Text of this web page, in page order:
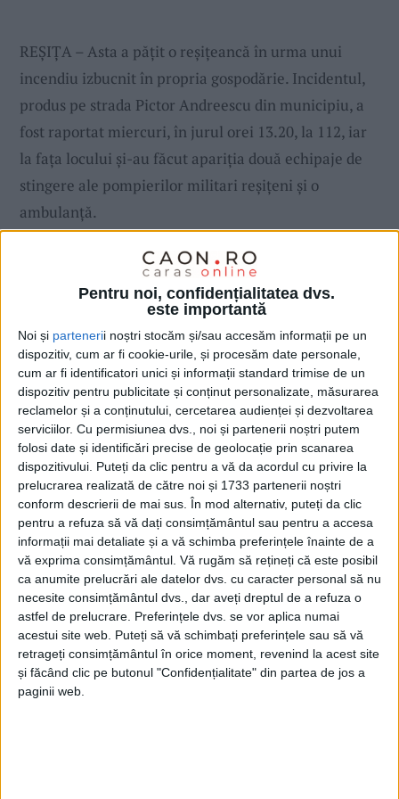
Pentru noi, confidențialitatea dvs.
este importantă
Noi și partenerii noștri stocăm și/sau accesăm informații pe un
dispozitiv, cum ar fi cookie-urile, și procesăm date personale,
cum ar fi identificatori unici și informații standard trimise de un
dispozitiv pentru publicitate și conținut personalizate, măsurarea
reclamelor și a conținutului, cercetarea audienței și dezvoltarea
serviciilor. Cu permisiunea dvs., noi și partenerii noștri putem
folosi date și identificări precise de geolocație prin scanarea
dispozitivului. Puteți da clic pentru a vă da acordul cu privire la
prelucrarea realizată de către noi și 1733 partenerii noștri
conform descrierii de mai sus. În mod alternativ, puteți da clic
pentru a refuza să vă dați consimțământul sau pentru a accesa
informații mai detaliate și a vă schimba preferințele înainte de a
vă exprima consimțământul. Vă rugăm să rețineți că este posibil
ca anumite prelucrări ale datelor dvs. cu caracter personal să nu
necesite consimțământul dvs., dar aveți dreptul de a refuza o
astfel de prelucrare. Preferințele dvs. se vor aplica numai
acestui site web. Puteți să vă schimbați preferințele sau să vă
retrageți consimțământul în orice moment, revenind la acest site
și făcând clic pe butonul "Confidențialitate" din partea de jos a
paginii web.
REŞIŢA – Asta a păţit o reşiţeancă în urma unui
incendiu izbucnit în propria gospodărie. Incidentul,
produs pe strada Pictor Andreescu din municipiu, a
fost raportat miercuri, în jurul orei 13.20, la 112, iar
la faţa locului şi-au făcut apariţia două echipaje de
stingere ale pompierilor militari reşiţeni şi o
ambulanţă.
„Sosite la locul intervenției, echipajele de pompieri
militari au constatat că incendiul se manifesta